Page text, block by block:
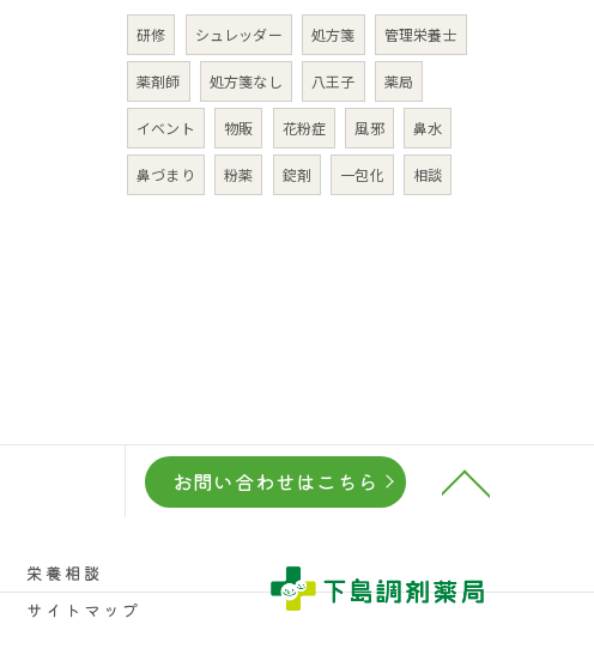
研修 シュレッダー 処方箋 管理栄養士
薬剤師 処方箋なし 八王子 薬局
イベント 物販 花粉症 風邪 鼻水
鼻づまり 粉薬 錠剤 一包化 相談
お問い合わせはこちら
栄養相談
サイトマップ